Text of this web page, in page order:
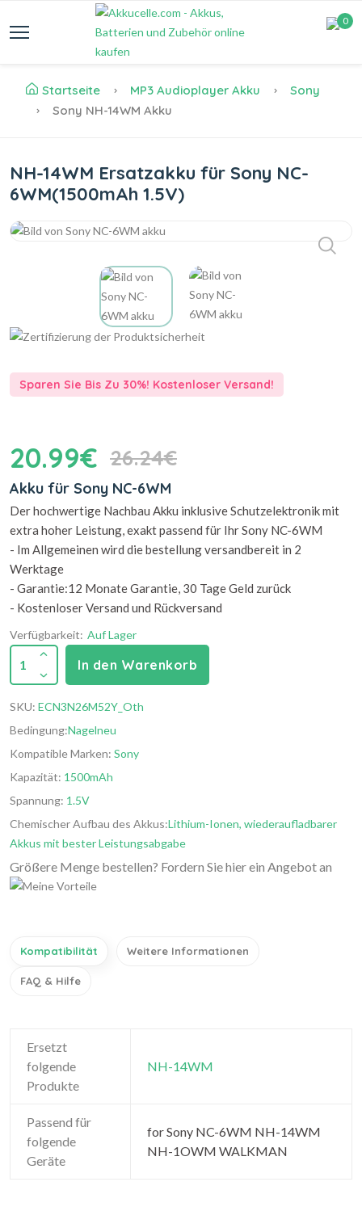
0
Startseite MP3 Audioplayer Akku
Sony
Sony NH-14WM Akku
NH-14WM Ersatzakku für Sony NC-
6WM(1500mAh 1.5V)
Sparen Sie Bis Zu 30%! Kostenloser Versand!
20.99€ 26.24€
Akku für Sony NC-6WM
Der hochwertige Nachbau Akku inklusive Schutzelektronik mit
extra hoher Leistung, exakt passend für Ihr Sony NC-6WM
- Im Allgemeinen wird die bestellung versandbereit in 2
Werktage
- Garantie:12 Monate Garantie, 30 Tage Geld zurück
- Kostenloser Versand und Rückversand
Verfügbarkeit: Auf Lager
1 In den Warenkorb
SKU: ECN3N26M52Y_Oth
Bedingung:Nagelneu
Kompatible Marken: Sony
Kapazität: 1500mAh
Spannung: 1.5V
Chemischer Aufbau des Akkus:Lithium-Ionen, wiederaufladbarer
Akkus mit bester Leistungsabgabe
Größere Menge bestellen? Fordern Sie hier ein Angebot an
Kompatibilität Weitere Informationen
FAQ & Hilfe
Ersetzt
folgende
Produkte
NH-14WM
Passend für
folgende
Geräte
for Sony NC-6WM NH-14WM
NH-1OWM WALKMAN